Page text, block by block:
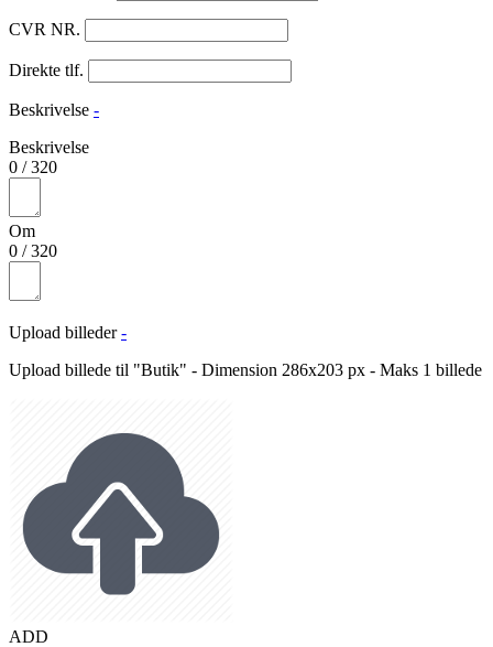
CVR NR.
Direkte tlf.
Beskrivelse -
Beskrivelse
0 /320
Om
0 /320
Upload billeder -
Upload billede til "Butik" - Dimension 286x203 px - Maks 1 billede
ADD